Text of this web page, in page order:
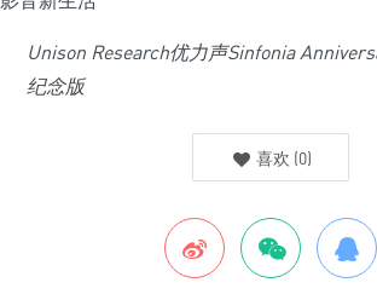
Unison Research优力声Sinfonia
纪念版
喜欢 (0)